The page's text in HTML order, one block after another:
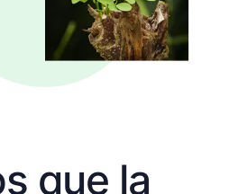
que la